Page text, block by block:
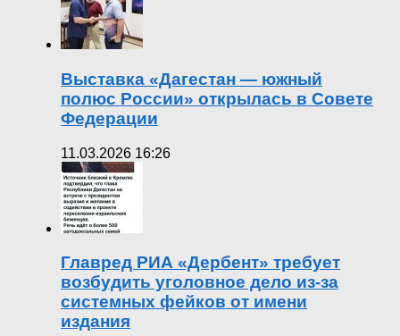
Выставка «Дагестан — южный
полюс России» открылась в Совете
Федерации
11.03.2026 16:26
Главред РИА «Дербент» требует
возбудить уголовное дело из-за
системных фейков от имени
издания